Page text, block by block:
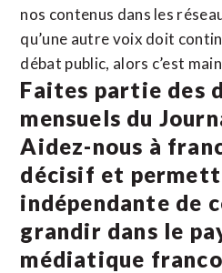
nos contenus dans les
qu’une autre voix doit
débat public, alors c’est
Faites partie des
mensuels du
Aidez-nous à
décisif et
indépendante de
grandir dans le
médiatique